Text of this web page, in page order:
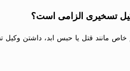
تسخیری الزامی است؟
مانند قتل یا حبس ابد، داشتن وکیل